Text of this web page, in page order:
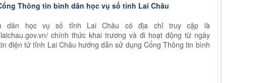
Thông tin bình dân học vụ số tỉnh Lai Châu
dân học vụ số tỉnh Lai Châu có địa chỉ truy cập là
chính thức khai trương và đi hoạt động từ ngày
điện tử tỉnh Lai Châu hướng dẫn sử dụng Cổng Thông tin bình